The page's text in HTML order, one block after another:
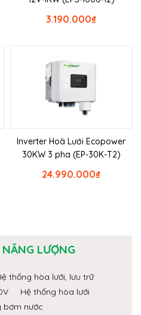
₫
3.190.000
Inverter Hoà Lưới Ecopower
30KW 3 pha (EP-30K-T2)
₫
24.990.000
LƯỢNG
thống hòa lưới, lưu trữ
Hệ thống hòa lưới
bơm nước